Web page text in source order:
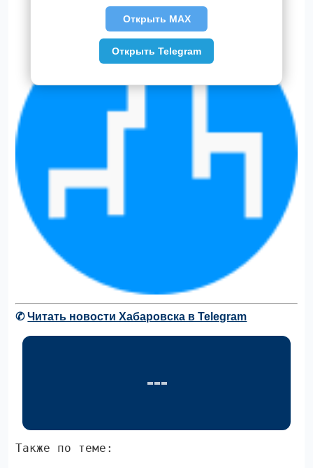
✆Читать новости Хабаровска в Telegram
Также по теме:
Открыть MAX
Открыть Telegram